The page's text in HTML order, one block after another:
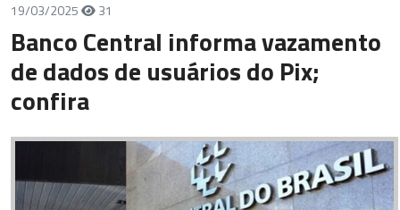
19/03/2025 31
Banco Central informa vazamento
de dados de usuários do Pix;
confira